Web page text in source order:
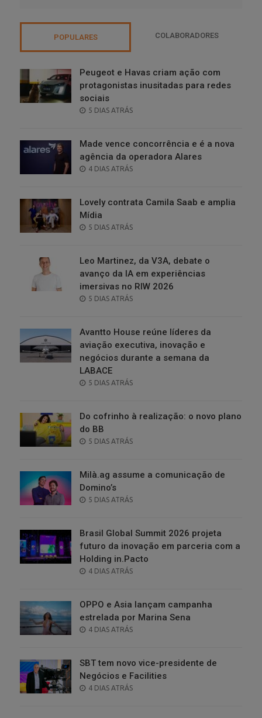
POPULARES COLABORADORES
Peugeot e Havas criam ação com
protagonistas inusitadas para redes
sociais
POSTED
5 DIAS ATRÁS
Made vence concorrência e é a nova
agência da operadora Alares
POSTED
4 DIAS ATRÁS
Lovely contrata Camila Saab e amplia
Mídia
POSTED
5 DIAS ATRÁS
Leo Martinez, da V3A, debate o
avanço da IA em experiências
imersivas no RIW 2026
POSTED
5 DIAS ATRÁS
Avantto House reúne líderes da
aviação executiva, inovação e
negócios durante a semana da
LABACE
POSTED
5 DIAS ATRÁS
Do cofrinho à realização: o novo plano
do BB
POSTED
5 DIAS ATRÁS
Milà.ag assume a comunicação de
Domino’s
POSTED
5 DIAS ATRÁS
Brasil Global Summit 2026 projeta
futuro da inovação em parceria com a
Holding in.Pacto
POSTED
4 DIAS ATRÁS
OPPO e Asia lançam campanha
estrelada por Marina Sena
POSTED
4 DIAS ATRÁS
SBT tem novo vice-presidente de
Negócios e Facilities
POSTED
4 DIAS ATRÁS